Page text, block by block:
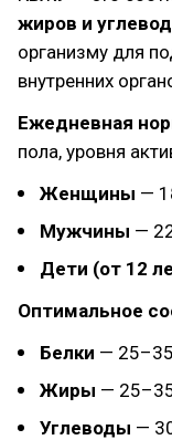
жиров и
организму для
внутренних
Ежедневная
пола, уровня
Женщины —
Мужчины —
Дети (от 12
Оптимальное
Белки —
Жиры —
Углеводы —